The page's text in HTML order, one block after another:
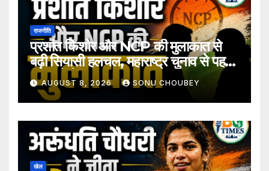
राजनीति
प्रशांत किशोर और NCP की मुलाकात से
बढ़ी सियासी हलचल, महाराष्ट्र चुनाव से पहले
अटकलें तेज
AUGUST 8, 2026 SONU CHOUBEY
खेल